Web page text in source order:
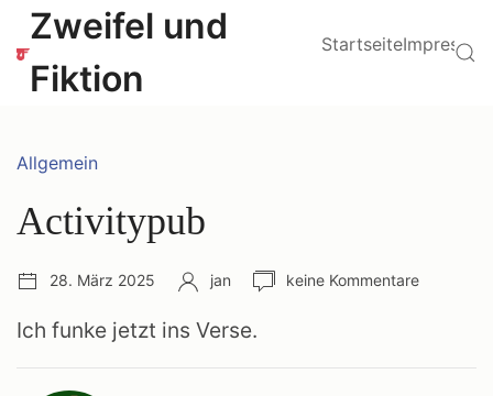
Zum
Inhalt
springen
Zweifel und
Fiktion
StartseiteImpressum
Kategorien:
Allgemein
Activitypub
Veröffentlichungsdatum:
28. März 2025 Autor:
jan
Anzahl
keine Kommentare
Ich funke jetzt ins Verse.